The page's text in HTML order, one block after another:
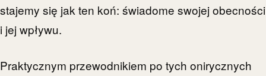
stajemy się jak ten koń: świadome swojej obecności
i jej wpływu.
Praktycznym przewodnikiem po tych onirycznych